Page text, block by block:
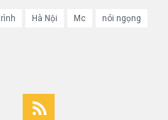
Hà Nội Mc nói ngọng